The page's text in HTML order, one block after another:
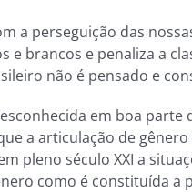
a perseguição das
brancos e penaliza a
não é pensado e
em boa parte
a articulação de
pleno século XXI a
como é constituída